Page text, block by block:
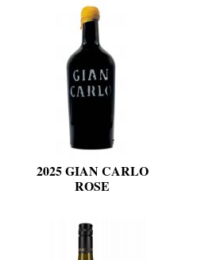
2025 GIAN CARLO
ROSE